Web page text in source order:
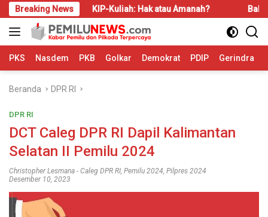
Langsung
ke
konten
Breaking News
KIP-Kuliah: Hak atau Amanah? Bahas LBS dan
PKS Nasdem PKB Golkar Demokrat PDIP Gerindra
Beranda DPR RI
DPR RI
DCT Caleg DPR RI Dapil Kalimantan
Selatan II Pemilu 2024
Christopher Lesmana - Caleg DPR RI, Pemilu 2024, Pilpres 2024
Desember 10, 2023